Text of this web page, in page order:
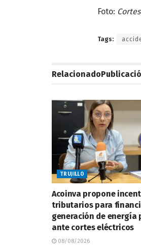
Foto:
Tags:
Relacionado
TRUJILLO
Acoinva propone
tributarios para
generación de energía
ante cortes eléctricos
08/08/2026